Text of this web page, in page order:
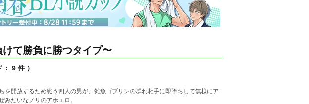
て勝負に勝つタイプ〜
： 9 件 ）
を開放するため戦う四人の男が、雑魚ゴブリンの群れ相手に即堕ちして無様にア
たいなノリのアホエロ。